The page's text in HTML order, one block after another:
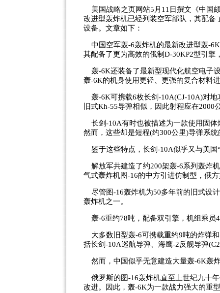
美国战略之页网站5月11日撰文《中国
改进型轰炸机已经列装空军部队，其配
设备。文章如下：
中国空军轰-6轰炸机的最新改进型轰-
其配备了更为高效的俄制D-30KP2型引
轰-6K还装备了最新型现代化航空电子
轰-6K的机身使用更轻、更强的复合材料
轰-6K可携载6枚长剑-10A(CJ-10A)对地
旧式Kh-55导弹相似，因此射程应在
长剑-10A有时也被描述为一款使用固体
然而，这些却是短程(约300公里)导弹系
鉴于这些特点，长剑-10A似乎又与美国
解放军共建造了约200架轰-6系列轰炸
气式轰炸机图-16的中方引进仿制型，俄
尽管图-16轰炸机为50多年前的旧式设
轰炸机之一。
轰-6重约78吨，配备双引擎，机组乘员
大多数旧型轰-6可携载重约9吨的炸弹
括长剑-10A巡航导弹、海鹰-2反舰导弹
然而，中国似乎无意建造大量轰-6K轰
俄罗斯的图-16轰炸机直至上世纪九十
改进。因此，轰-6K为一款战力强大的重